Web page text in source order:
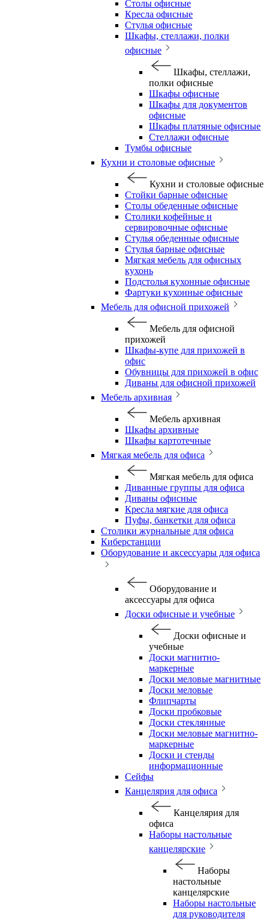
Столы офисные
Кресла офисные
Стулья офисные
Шкафы, стеллажи, полки
офисные
Шкафы, стеллажи,
полки офисные
Шкафы офисные
Шкафы для документов
офисные
Шкафы платяные офисные
Стеллажи офисные
Тумбы офисные
Кухни и столовые офисные
Кухни и столовые офисные
Стойки барные офисные
Столы обеденные офисные
Столики кофейные и
сервировочные офисные
Стулья обеденные офисные
Стулья барные офисные
Мягкая мебель для офисных
кухонь
Подстолья кухонные офисные
Фартуки кухонные офисные
Мебель для офисной прихожей
Мебель для офисной
прихожей
Шкафы-купе для прихожей в
офис
Обувницы для прихожей в офис
Диваны для офисной прихожей
Мебель архивная
Мебель архивная
Шкафы архивные
Шкафы картотечные
Мягкая мебель для офиса
Мягкая мебель для офиса
Диванные группы для офиса
Диваны офисные
Кресла мягкие для офиса
Пуфы, банкетки для офиса
Столики журнальные для офиса
Киберстанции
Оборудование и аксессуары для офиса
Оборудование и
аксессуары для офиса
Доски офисные и учебные
Доски офисные и
учебные
Доски магнитно-
маркерные
Доски меловые магнитные
Доски меловые
Флипчарты
Доски пробковые
Доски стеклянные
Доски меловые магнитно-
маркерные
Доски и стенды
информационные
Сейфы
Канцелярия для офиса
Канцелярия для
офиса
Наборы настольные
канцелярские
Наборы
настольные
канцелярские
Наборы настольные
для руководителя